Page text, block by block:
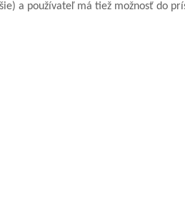
a používateľ má tiež možnosť do